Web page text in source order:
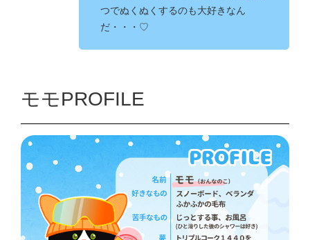
つでぬくぬくするのも大好きなん
だ・・・♡
モモPROFILE